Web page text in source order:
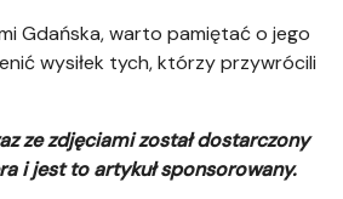
Gdańska, warto pamiętać o jego
wysiłek tych, którzy przywrócili
ze zdjęciami został dostarczony
i jest to artykuł sponsorowany.